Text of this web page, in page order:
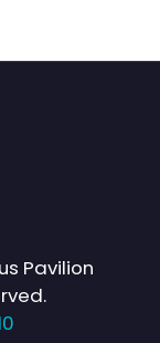
Pavilion